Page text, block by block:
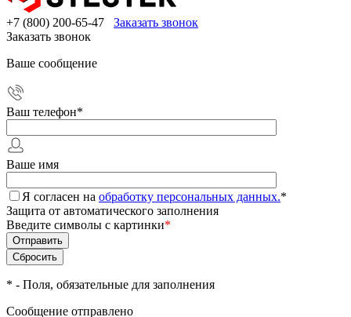
+7 (800) 200-65-47
Заказать звонок
Заказать звонок
Ваше сообщение
Ваш телефон*
Ваше имя
Я согласен на обработку персональных данных.*
Защита от автоматического заполнения
Введите символы с картинки*
* - Поля, обязательные для заполнения
Сообщение отправлено